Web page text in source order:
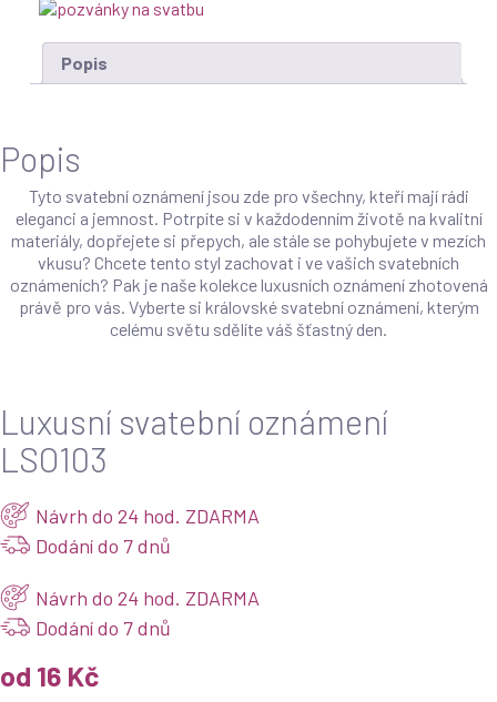
Popis
Popis
Tyto svatební oznámení jsou zde pro všechny, kteří mají rádi
eleganci a jemnost. Potrpíte si v každodenním životě na kvalitní
materiály, dopřejete si přepych, ale stále se pohybujete v mezích
vkusu? Chcete tento styl zachovat i ve vašich svatebních
oznámeních? Pak je naše kolekce luxusních oznámení zhotovená
právě pro vás. Vyberte si královské svatební oznámení, kterým
celému světu sdělíte váš šťastný den.
Luxusní svatební oznámení
LSO103
Návrh do 24 hod. ZDARMA
Dodání do 7 dnů
Návrh do 24 hod. ZDARMA
Dodání do 7 dnů
od 16 Kč